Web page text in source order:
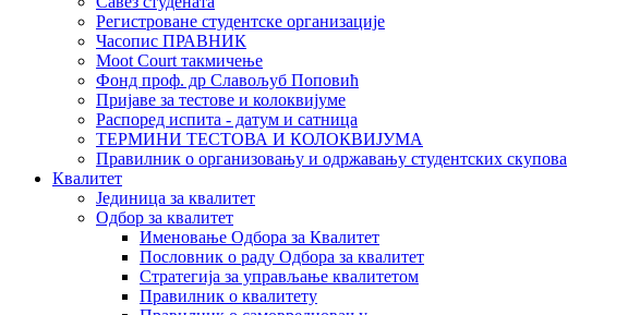
Регистроване студентске организације
Часопис ПРАВНИК
Moot Court такмичење
Фонд проф. др Славољуб Поповић
Пријаве за тестове и колоквијуме
Распоред испита - датум и сатница
ТЕРМИНИ ТЕСТОВА И КОЛОКВИЈУМА
Правилник о организовању и одржавању студентских скупова
Квалитет
Јединица за квалитет
Одбор за квалитет
Именовање Одбора за Квалитет
Пословник о раду Одбора за квалитет
Стратегија за управљање квалитетом
Правилник о квалитету